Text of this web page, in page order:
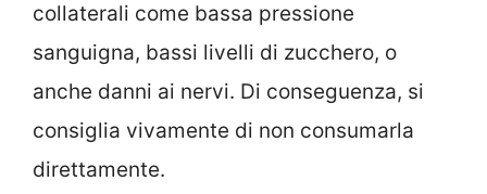
collaterali come bassa pressione
sanguigna, bassi livelli di zucchero, o
anche danni ai nervi. Di conseguenza, si
consiglia vivamente di non consumarla
direttamente.